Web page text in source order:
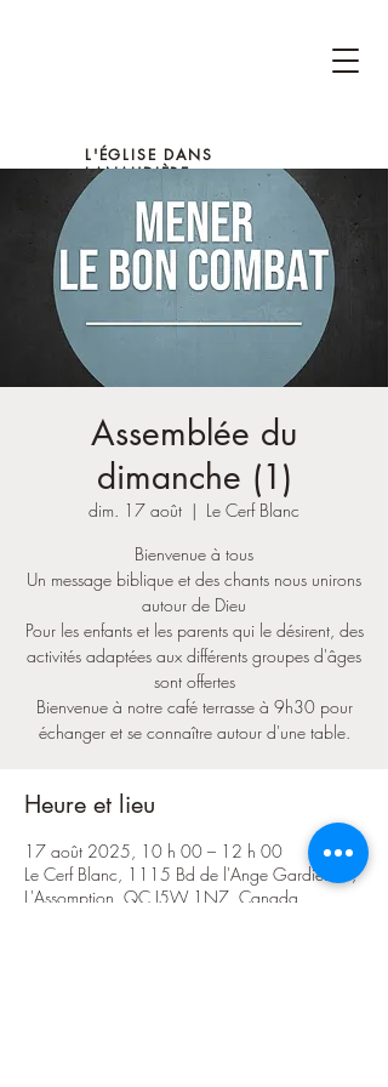
L'ÉGLISE DANS
LANAUDIÈRE
Assemblée du
dimanche (1)
dim. 17 août
  |
Le Cerf Blanc
Bienvenue à tous
Un message biblique et des chants nous unirons
autour de Dieu
Pour les enfants et les parents qui le désirent, des
activités adaptées aux différents groupes d'âges
sont offertes
Bienvenue à notre café terrasse à 9h30 pour
échanger et se connaître autour d'une table.
Heure et lieu
17 août 2025, 10 h 00 – 12 h 00
Le Cerf Blanc, 1115 Bd de l'Ange Gardien N,
L'Assomption, QC J5W 1N7, Canada